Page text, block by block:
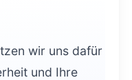
wir uns dafür
und Ihre